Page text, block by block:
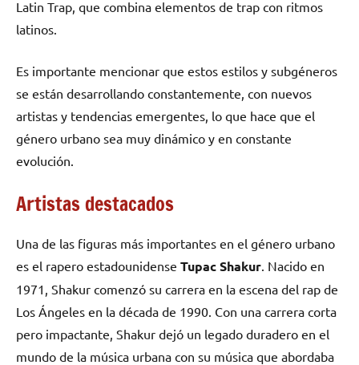
Latin Trap, que combina elementos de trap con ritmos
latinos.
Es importante mencionar que estos estilos y subgéneros
se están desarrollando constantemente, con nuevos
artistas y tendencias emergentes, lo que hace que el
género urbano sea muy dinámico y en constante
evolución.
Artistas destacados
Una de las figuras más importantes en el género urbano
es el rapero estadounidense Tupac Shakur . Nacido en
1971, Shakur comenzó su carrera en la escena del rap de
Los Ángeles en la década de 1990. Con una carrera corta
pero impactante, Shakur dejó un legado duradero en el
mundo de la música urbana con su música que abordaba